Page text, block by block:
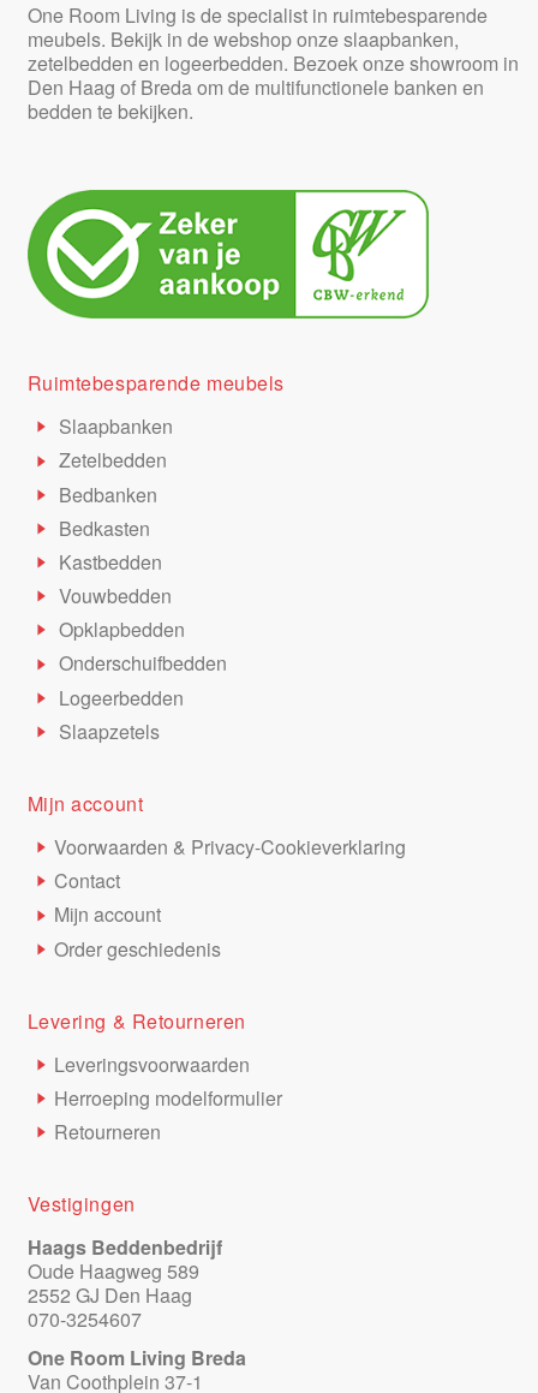
One Room Living is de specialist in ruimtebesparende
meubels. Bekijk in de webshop onze slaapbanken,
zetelbedden en logeerbedden. Bezoek onze showroom in
Den Haag of Breda om de multifunctionele banken en
bedden te bekijken.
Ruimtebesparende meubels
Slaapbanken
Zetelbedden
Bedbanken
Bedkasten
Kastbedden
Vouwbedden
Opklapbedden
Onderschuifbedden
Logeerbedden
Slaapzetels
Mijn account
Voorwaarden & Privacy-Cookieverklaring
Contact
Mijn account
Order geschiedenis
Levering & Retourneren
Leveringsvoorwaarden
Herroeping modelformulier
Retourneren
Vestigingen
Haags Beddenbedrijf
Oude Haagweg 589
2552 GJ Den Haag
070-3254607
One Room Living Breda
Van Coothplein 37-1